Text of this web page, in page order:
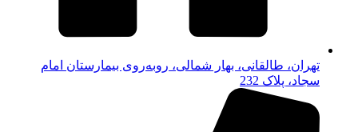
تهران، طالقانی، بهار شمالی، روبه‌روی بیمارستان امام
سجاد، پلاک 232